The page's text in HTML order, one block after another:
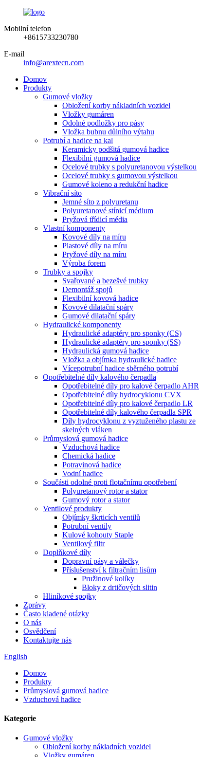
Mobilní telefon
+8615733230780
E-mail
info@arextecn.com
Domov
Produkty
Gumové vložky
Obložení korby nákladních vozidel
Vložky gumáren
Odolné podložky pro pásy
Vložka bubnu důlního výtahu
Potrubí a hadice na kal
Keramicky podšitá gumová hadice
Flexibilní gumová hadice
Ocelové trubky s polyuretanovou výstelkou
Ocelové trubky s gumovou výstelkou
Gumové koleno a redukční hadice
Vibrační síto
Jemné síto z polyuretanu
Polyuretanové stínicí médium
Pryžová třídicí média
Vlastní komponenty
Kovové díly na míru
Plastové díly na míru
Pryžové díly na míru
Výroba forem
Trubky a spojky
Svařované a bezešvé trubky
Demontáž spojů
Flexibilní kovová hadice
Kovové dilatační spáry
Gumové dilatační spáry
Hydraulické komponenty
Hydraulické adaptéry pro sponky (CS)
Hydraulické adaptéry pro sponky (SS)
Hydraulická gumová hadice
Vložka a objímka hydraulické hadice
Vícepotrubní hadice sběrného potrubí
Opotřebitelné díly kalového čerpadla
Opotřebitelné díly pro kalové čerpadlo AHR
Opotřebitelné díly hydrocyklonu CVX
Opotřebitelné díly pro kalové čerpadlo LR
Opotřebitelné díly kalového čerpadla SPR
Díly hydrocyklonu z vyztuženého plastu ze
skelných vláken
Průmyslová gumová hadice
Vzduchová hadice
Chemická hadice
Potravinová hadice
Vodní hadice
Součásti odolné proti flotačnímu opotřebení
Polyuretanový rotor a stator
Gumový rotor a stator
Ventilové produkty
Objímky škrticích ventilů
Potrubní ventily
Kulové kohouty Staple
Ventilový filtr
Doplňkové díly
Dopravní pásy a válečky
Příslušenství k filtračním lisům
Pružinové kolíky
Bloky z drtičových slitin
Hliníkové spojky
Zprávy
Často kladené otázky
O nás
Osvědčení
Kontaktujte nás
English
Domov
Produkty
Průmyslová gumová hadice
Vzduchová hadice
Kategorie
Gumové vložky
Obložení korby nákladních vozidel
Vložky gumáren